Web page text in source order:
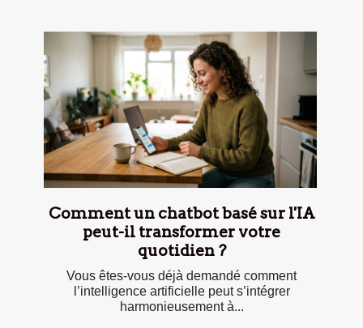
Comment un chatbot basé sur l'IA
peut-il transformer votre
quotidien ?
Vous êtes-vous déjà demandé comment
l’intelligence artificielle peut s’intégrer
harmonieusement à...